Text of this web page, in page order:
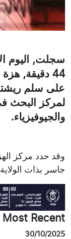
على سلم ريشتر
لمركز البحث
والجيوفيزياء.
جاسر بذات
Most Recent
30/10/2025